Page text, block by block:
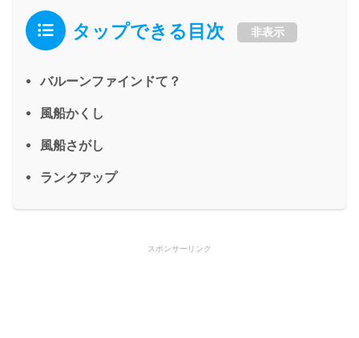
タップできる目次 非表示
バルーンファインドて？
風船かくし
風船さがし
ランクアップ
スポンサーリンク